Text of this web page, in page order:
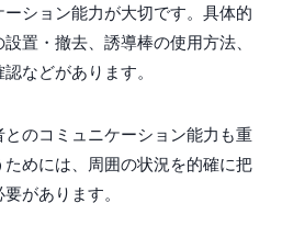
ション能力が大切です。具体的
置・撤去、誘導棒の使用方法、
などがあります。
のコミュニケーション能力も重
めには、周囲の状況を的確に把
があります。